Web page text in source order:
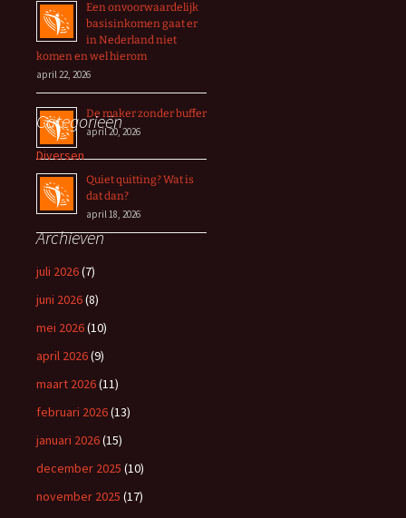
Een onvoorwaardelijk
basisinkomen gaat er
in Nederland niet
komen en wel hierom
april 22, 2026
De maker zonder buffer
april 20, 2026
Quiet quitting? Wat is
dat dan?
april 18, 2026
Categorieën
Diversen
Archieven
juli 2026(7)
juni 2026(8)
mei 2026(10)
april 2026(9)
maart 2026(11)
februari 2026(13)
januari 2026(15)
december 2025 (10)
november 2025 (17)